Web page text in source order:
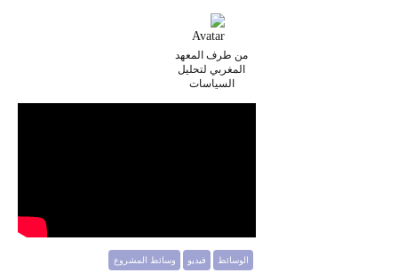
من طرف المعهد
المغربي لتحليل
السياسات
الوسائط فيديو وسائط المشروع